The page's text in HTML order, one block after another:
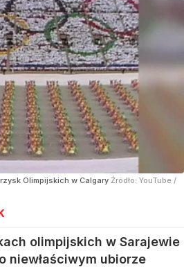
Olimpijskich w Calgary Źródło: YouTube /
olimpijskich w Sarajewie
niewłaściwym ubiorze